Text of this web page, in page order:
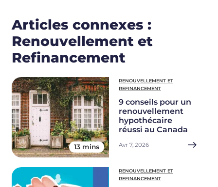
Articles connexes :
Renouvellement et
Refinancement
13 mins
RENOUVELLEMENT ET
REFINANCEMENT
9 conseils pour un
renouvellement
hypothécaire
réussi au Canada
Avr 7, 2026
RENOUVELLEMENT ET
REFINANCEMENT